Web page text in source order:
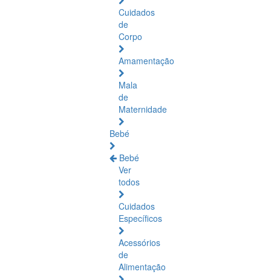
Cuidados
de
Corpo
Amamentação
Mala
de
Maternidade
Bebé
Bebé
Ver
todos
Cuidados
Específicos
Acessórios
de
Alimentação